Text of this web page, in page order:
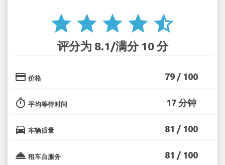
star star star star star_half
评分为 8.1/满分 10 分
credit_card 价格 79 / 100
timer 平均等待时间 17 分钟
directions_car 车辆质量 81 / 100
room_service 租车台服务 81 / 100